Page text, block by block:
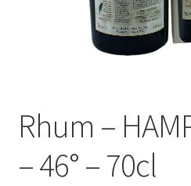
Rhum –
– 46° – 70cl